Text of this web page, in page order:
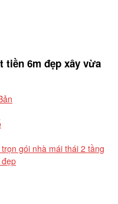
tiền 6m đẹp xây vừa